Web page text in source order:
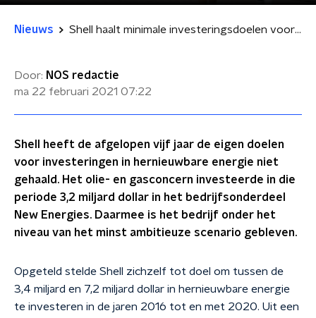
Nieuws Shell haalt minimale investeringsdoelen voor hernieuwbare energie niet
Door: NOS redactie
ma 22 februari 2021 07:22
Shell heeft de afgelopen vijf jaar de eigen doelen
voor investeringen in hernieuwbare energie niet
gehaald. Het olie- en gasconcern investeerde in die
periode 3,2 miljard dollar in het bedrijfsonderdeel
New Energies. Daarmee is het bedrijf onder het
niveau van het minst ambitieuze scenario gebleven.
Opgeteld stelde Shell zichzelf tot doel om tussen de
3,4 miljard en 7,2 miljard dollar in hernieuwbare energie
te investeren in de jaren 2016 tot en met 2020. Uit een